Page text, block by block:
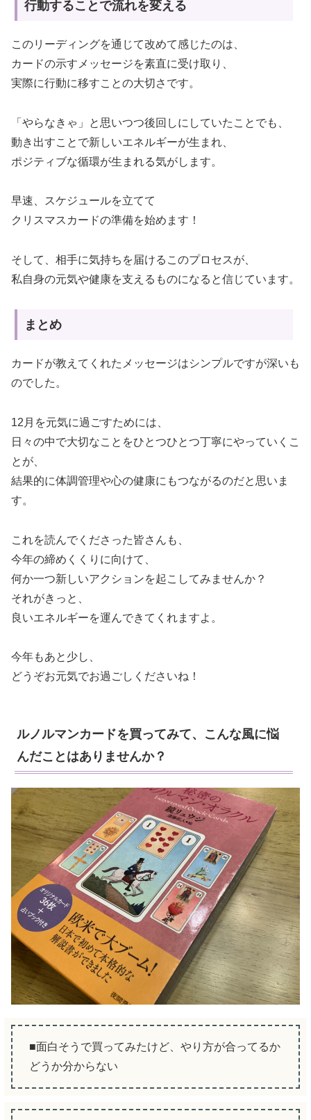
行動することで流れを変える
このリーディングを通じて改めて感じたのは、
カードの示すメッセージを素直に受け取り、
実際に行動に移すことの大切さです。
「やらなきゃ」と思いつつ後回しにしていたことでも、
動き出すことで新しいエネルギーが生まれ、
ポジティブな循環が生まれる気がします。
早速、スケジュールを立てて
クリスマスカードの準備を始めます！
そして、相手に気持ちを届けるこのプロセスが、
私自身の元気や健康を支えるものになると信じています。
まとめ
カードが教えてくれたメッセージはシンプルですが深いも
のでした。
12月を元気に過ごすためには、
日々の中で大切なことをひとつひとつ丁寧にやっていくこ
とが、
結果的に体調管理や心の健康にもつながるのだと思いま
す。
これを読んでくださった皆さんも、
今年の締めくくりに向けて、
何か一つ新しいアクションを起こしてみませんか？
それがきっと、
良いエネルギーを運んできてくれますよ。
今年もあと少し、
どうぞお元気でお過ごしくださいね！
ルノルマンカードを買ってみて、こんな風に悩
んだことはありませんか？
■面白そうで買ってみたけど、やり方が合ってるか
どうか分からない